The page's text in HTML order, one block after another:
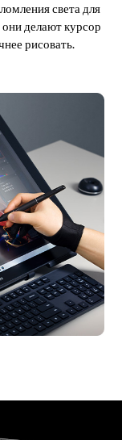
света для
делают курсор
рисовать.